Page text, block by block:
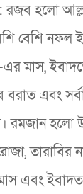
রজব হলো
বেশি নফল
এর মাস,
বরাত এবং
রমজান হলো
তারাবির
এবং